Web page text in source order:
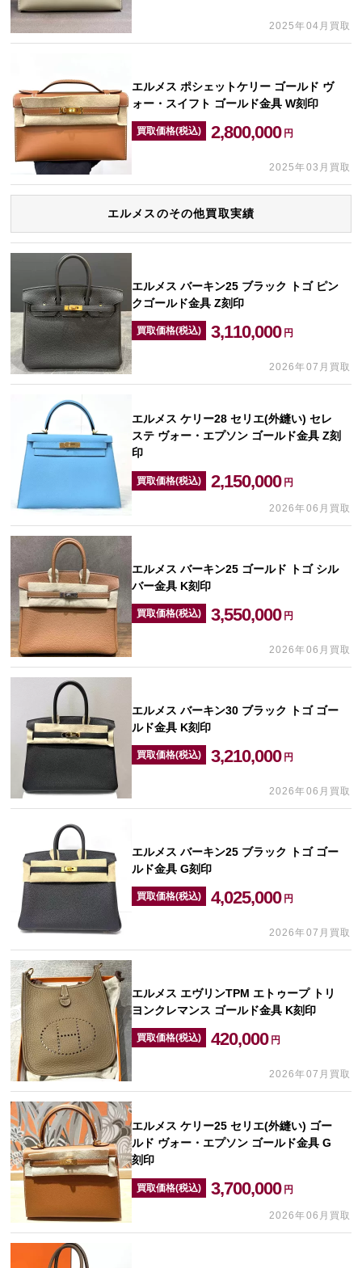
2025年04月買取
エルメス ポシェットケリー ゴールド ヴ
ォー・スイフト ゴールド金具 W刻印
買取価格(税込) 2,800,000 円
2025年03月買取
エルメスのその他買取実績
エルメス バーキン25 ブラック トゴ ピン
クゴールド金具 Z刻印
買取価格(税込) 3,110,000 円
2026年07月買取
エルメス ケリー28 セリエ(外縫い) セレ
ステ ヴォー・エプソン ゴールド金具 Z刻
印
買取価格(税込) 2,150,000 円
2026年06月買取
エルメス バーキン25 ゴールド トゴ シル
バー金具 K刻印
買取価格(税込) 3,550,000 円
2026年06月買取
エルメス バーキン30 ブラック トゴ ゴー
ルド金具 K刻印
買取価格(税込) 3,210,000 円
2026年06月買取
エルメス バーキン25 ブラック トゴ ゴー
ルド金具 G刻印
買取価格(税込) 4,025,000 円
2026年07月買取
エルメス エヴリンTPM エトゥープ トリ
ヨンクレマンス ゴールド金具 K刻印
買取価格(税込) 420,000 円
2026年07月買取
エルメス ケリー25 セリエ(外縫い) ゴー
ルド ヴォー・エプソン ゴールド金具 G
刻印
買取価格(税込) 3,700,000 円
2026年06月買取